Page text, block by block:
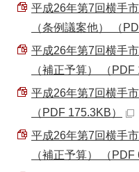
平成26年第7回横手
（条例議案他） （
平成26年第7回横手
（補正予算） （PDF
平成26年第7回横手
（PDF 175.3KB）
平成26年第7回横手
（補正予算） （PDF